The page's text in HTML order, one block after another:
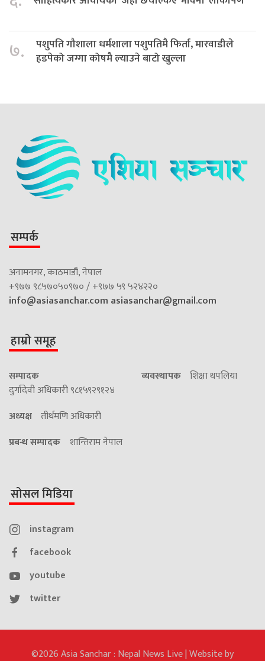
७.
पशुपति गौशाला धर्मशाला पशुपतिमै फिर्ता, मारवाडीले
हडपेको जग्गा कोषमै ल्याउने बाटो खुल्ला
सम्पर्क
अनामनगर, काठमाडौं, नेपाल
+९७७ ९८५७०५०९७० / +९७७ ५९ ५२४२२०
info@asiasanchar.com asiasanchar@gmail.com
हाम्रो समूह
सम्पादक
दुर्गादेवी अधिकारी ९८१५९२९१२४
व्यवस्थापक शिक्षा थपलिया
अध्यक्ष तीर्थमणि अधिकारी
प्रबन्ध सम्पादक शान्तिराम नेपाल
सोसल मिडिया
instagram
facebook
youtube
twitter
©2026 Asia Sanchar : Nepal News Live | Website by